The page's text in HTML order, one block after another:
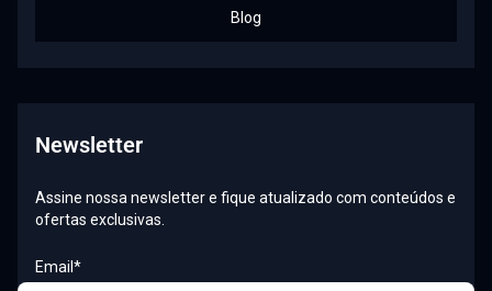
Blog
Newsletter
Assine nossa newsletter e fique atualizado com conteúdos e
ofertas exclusivas.
Email*